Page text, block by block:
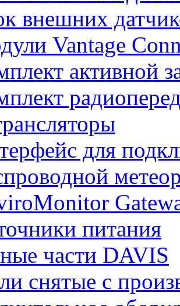
внешних
Vantage
активной
для
питания
части DAVIS
снятые с